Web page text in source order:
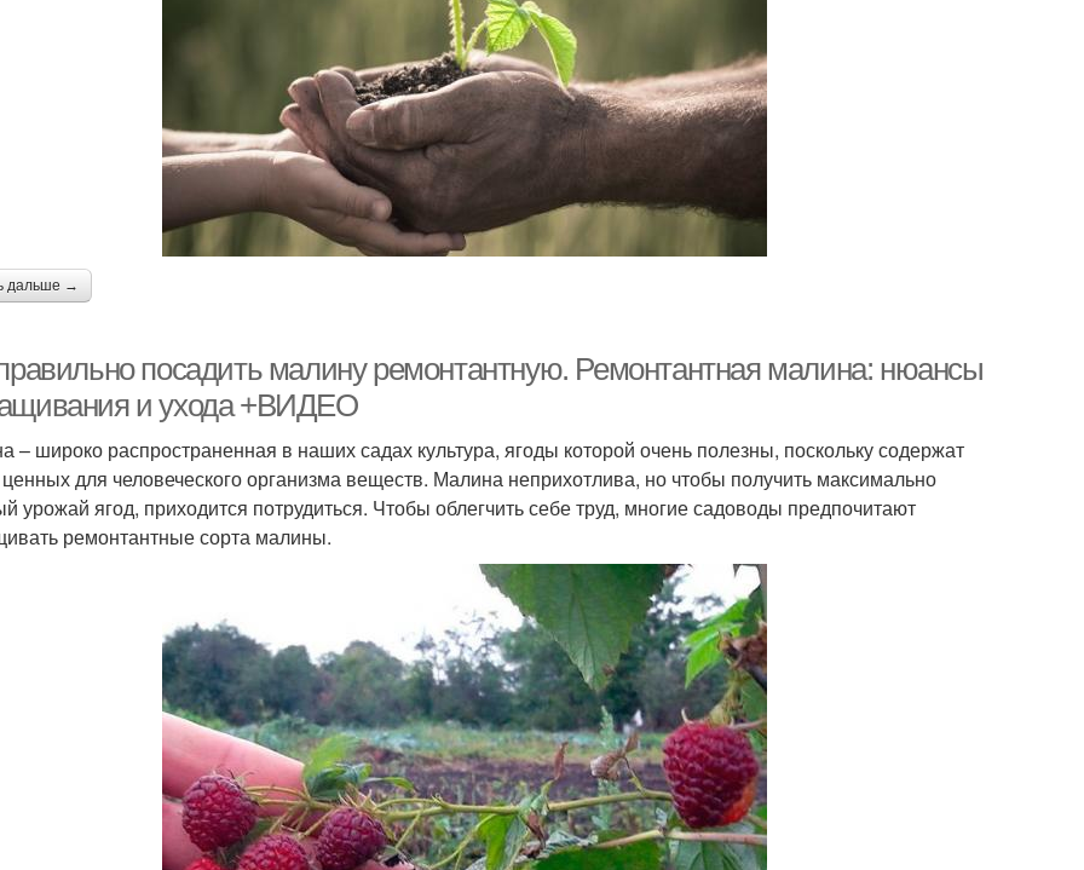
дальше →
посадить малину ремонтантную. Ремонтантная малина: нюансы
и ухода +ВИДЕО
– широко распространенная в наших садах культура, ягоды которой очень полезны, поскольку содержат
для человеческого организма веществ. Малина неприхотлива, но чтобы получить максимально
урожай ягод, приходится потрудиться. Чтобы облегчить себе труд, многие садоводы предпочитают
ремонтантные сорта малины.